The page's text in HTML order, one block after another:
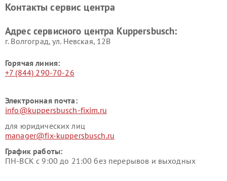
Kuppersbusch
вакуумных упаковщиков
Ремонт сушильных машин Kuppersbusch
Контакты сервис центра
Адрес сервисного центра Kuppersbusch:
г. Волгоград, ул. Невская, 12В
Горячая линия:
+7 (844) 290-70-26
Электронная почта:
info@kuppersbusch-fixim.ru
для юридических лиц
manager@fix-kuppersbusch.ru
График работы:
ПН-ВСК с 9:00 до 21:00 без перерывов и выходных